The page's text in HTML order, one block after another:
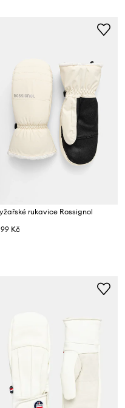
rukavice Rossignol
Kč